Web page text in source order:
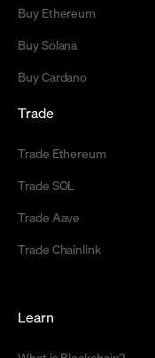
Buy Ethereum
Buy Solana
Buy Cardano
Trade
Trade Ethereum
Trade SOL
Trade Aave
Trade Chainlink
Learn